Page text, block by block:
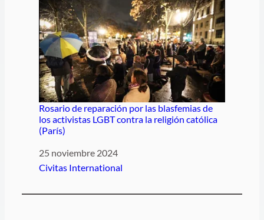
Rosario de reparación por las blasfemias de
los activistas LGBT contra la religión católica
(París)
Fecha
25 noviembre 2024
Respecto a
Civitas International